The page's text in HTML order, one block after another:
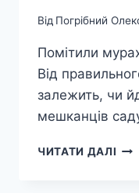
Від Погрібний
Помітили
Від
залежить, чи
мешканців
ЧИТАТИ ДАЛІ